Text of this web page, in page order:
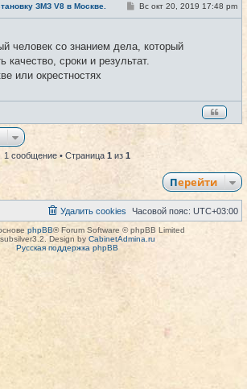
ЗМЗ V8 в Москве. #1
С
щ
е
н
Вс окт 20, 2019 17:48 pm
человек со знанием дела, который
качество, сроки и результат.
или окрестностях
1 сообщение • Страница 1из 1
Перейти
Часовой пояс: UTC+03:00
Удалить cookies
phpBB® Forum Software © phpBB Limited
Design by CabinetAdmina.ru
Русская поддержка phpBB